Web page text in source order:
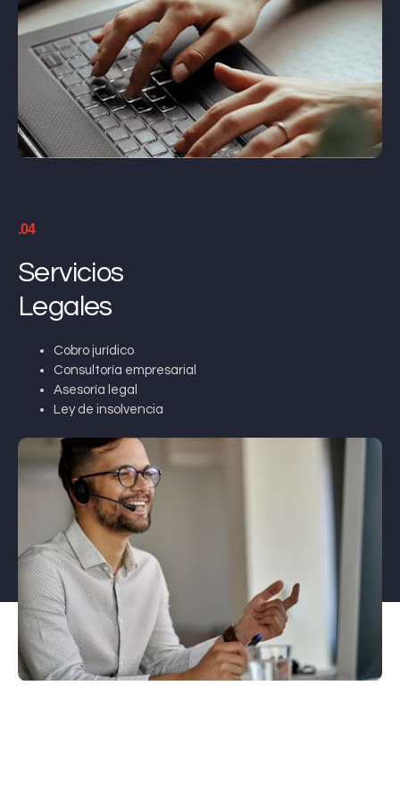
.04
Servicios
Legales
Cobro jurídico
Consultoría empresarial
Asesoría legal
Ley de insolvencia